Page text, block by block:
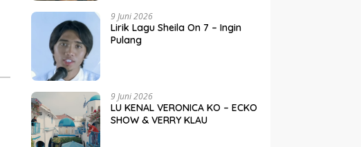
9 Juni 2026
Lirik Lagu Sheila On 7 – Ingin
Pulang
9 Juni 2026
LU KENAL VERONICA KO – ECKO
SHOW & VERRY KLAU